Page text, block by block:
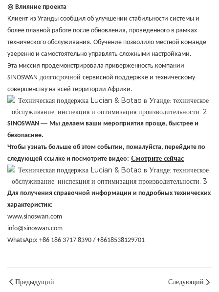
◎ Влияние проекта
Клиент из Уганды сообщил об улучшении стабильности системы и
более плавной работе после обновления, проведенного в рамках
технического обслуживания. Обучение позволило местной команде
уверенно и самостоятельно управлять сложными настройками.
Эта миссия продемонстрировала приверженность компании
SINOSWAN долгосрочной сервисной поддержке и техническому
совершенству на всей территории Африки.
SINOSWAN — Мы делаем ваши мероприятия проще, быстрее и
безопаснее.
Чтобы узнать больше об этом событии, пожалуйста, перейдите по
следующей ссылке и посмотрите видео: Смотрите сейчас
Для получения справочной информации и подробных технических
характеристик:
www.sinoswan.com
info@sinoswan.com
WhatsApp: +86 186 3717 8390 / +8618538129701
Предыдущий Следующий